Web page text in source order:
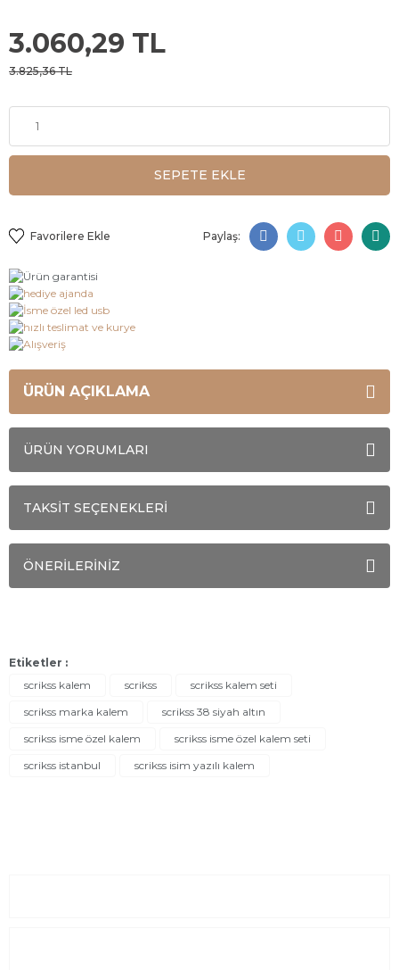
3.060,29 TL
3.825,36 TL
SEPETE EKLE
Paylaş:
ÜRÜN AÇIKLAMA
ÜRÜN YORUMLARI
TAKSİT SEÇENEKLERİ
ÖNERİLERİNİZ
Etiketler :
scrikss kalem
scrikss
scrikss kalem seti
scrikss marka kalem
scrikss 38 siyah altın
scrikss isme özel kalem
scrikss isme özel kalem seti
scrikss istanbul
scrikss isim yazılı kalem